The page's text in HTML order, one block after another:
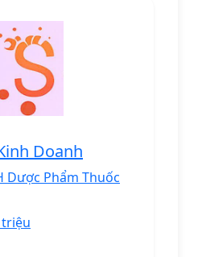
Doanh
Dược Phẩm Thuốc
triệu